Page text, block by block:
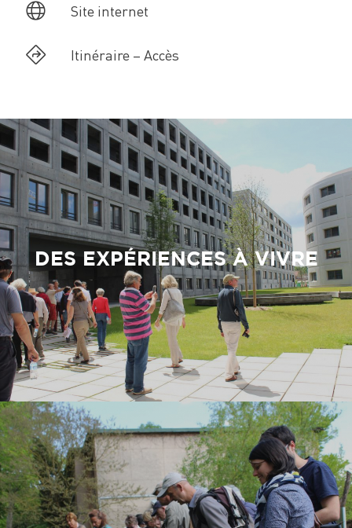
Site internet
Itinéraire – Accès
DES EXPÉRIENCES À VIVRE